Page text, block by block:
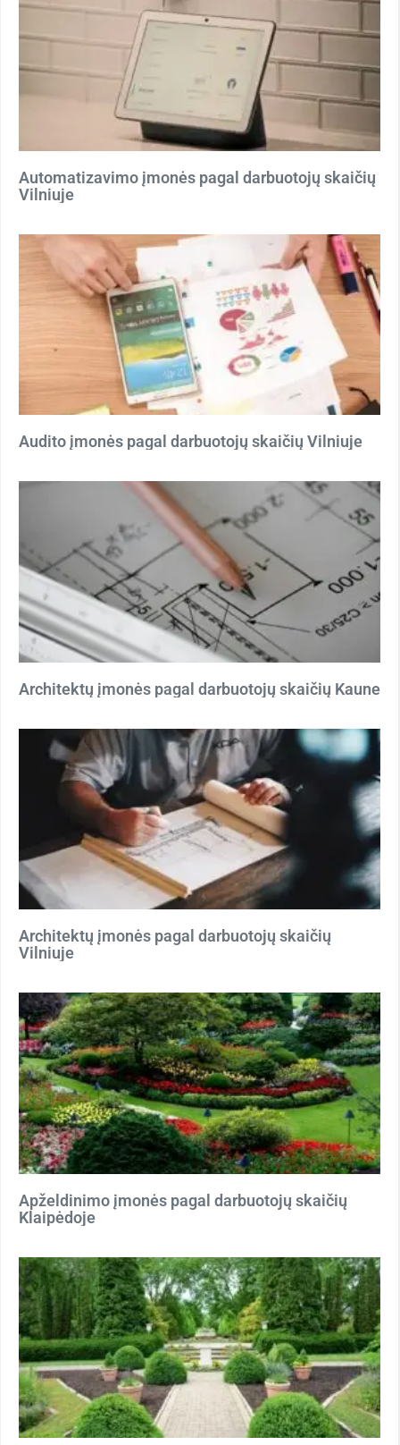
Automatizavimo įmonės pagal darbuotojų skaičių
Vilniuje
Audito įmonės pagal darbuotojų skaičių Vilniuje
Architektų įmonės pagal darbuotojų skaičių Kaune
Architektų įmonės pagal darbuotojų skaičių
Vilniuje
Apželdinimo įmonės pagal darbuotojų skaičių
Klaipėdoje